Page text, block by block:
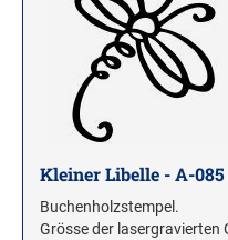
ROLLSTEMPEL
TRODAT VINTAGE STEMPEL
MOTIVSTEMPEL
Weihnachtsstempel
Emoticons Motivstempel
Enten Motivstempel
Kleiner Libelle - A-085
Buchenholzstempel.
Grösse der lasergravierten